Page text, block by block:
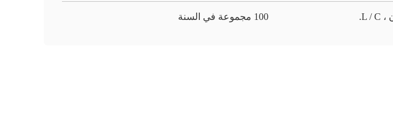
100 مجموعة في السنة